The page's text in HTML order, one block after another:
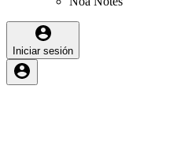
Iniciar sesión